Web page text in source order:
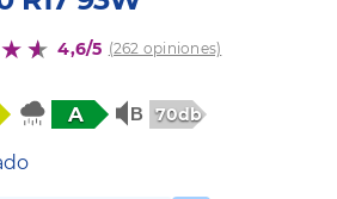
4,6/5 (262 opiniones)
A 70db